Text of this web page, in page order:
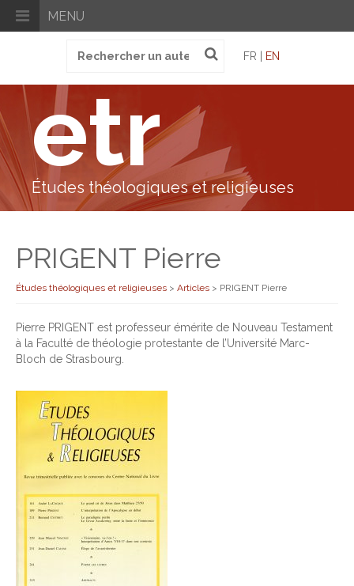
MENU
pour
FR | EN
etr
Études théologiques et religieuses
PRIGENT Pierre
Études théologiques et religieuses > Articles > PRIGENT Pierre
Pierre PRIGENT est professeur émérite de Nouveau Testament
à la Faculté de théologie protestante de l’Université Marc-
Bloch de Strasbourg.